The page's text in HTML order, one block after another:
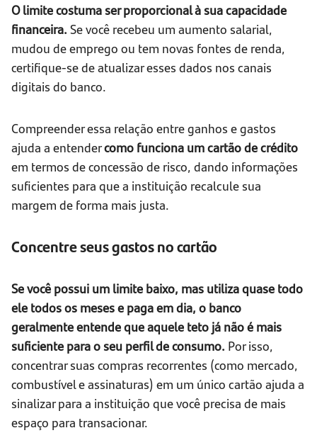
O limite costuma ser proporcional à sua capacidade
financeira. Se você recebeu um aumento salarial,
mudou de emprego ou tem novas fontes de renda,
certifique-se de atualizar esses dados nos canais
digitais do banco.
Compreender essa relação entre ganhos e gastos
ajuda a entendercomo funciona um cartão de crédito
em termos de concessão de risco, dando informações
suficientes para que a instituição recalcule sua
margem de forma mais justa.
Concentre seus gastos no cartão
Se você possui um limite baixo, mas utiliza quase todo
ele todos os meses e paga em dia, o banco
geralmente entende que aquele teto já não é mais
suficiente para o seu perfil de consumo. Por isso,
concentrar suas compras recorrentes (como mercado,
combustível e assinaturas) em um único cartão ajuda a
sinalizar para a instituição que você precisa de mais
espaço para transacionar.